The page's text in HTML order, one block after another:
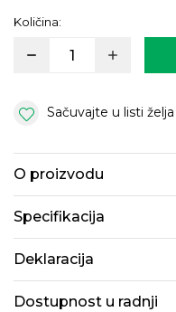
Količina:
Sačuvajte u listi želja
O proizvodu
Specifikacija
Deklaracija
Dostupnost u radnji